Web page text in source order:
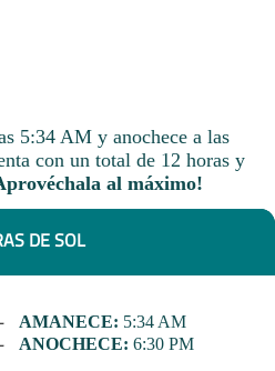
5:34 AM y anochece a las
con un total de 12 horas y
al máximo!
DE SOL
AMANECE: 5:34 AM
ANOCHECE: 6:30 PM